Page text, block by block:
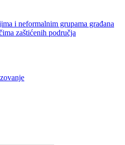
i neformalnim grupama građana
zaštićenih područja